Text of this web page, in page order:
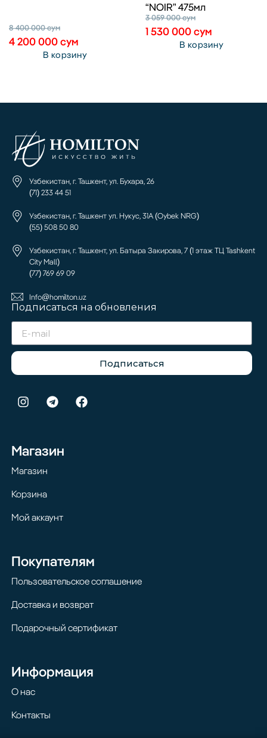
8 400 000сум
4 200 000сум
В корзину
“NOIR” 475мл
3 059 000сум
1 530 000сум
В корзину
Узбекистан, г. Ташкент, ул. Бухара, 26
(71) 233 44 51
Узбекистан, г. Ташкент ул. Нукус, 31А (Oybek NRG)
(55) 508 50 80
Узбекистан, г. Ташкент, ул. Батыра Закирова, 7 (1 этаж ТЦ Tashkent
City Mall)
(77) 769 69 09
Info@homilton.uz
Подписаться на обновления
Подписаться
Магазин
Магазин
Корзина
Мой аккаунт
Покупателям
Пользовательское соглашение
Доставка и возврат
Подарочный сертификат
Информация
О нас
Контакты